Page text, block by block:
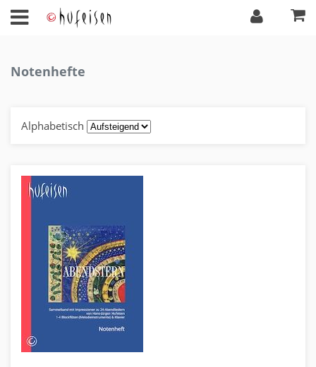
Notenhefte
Alphabetisch